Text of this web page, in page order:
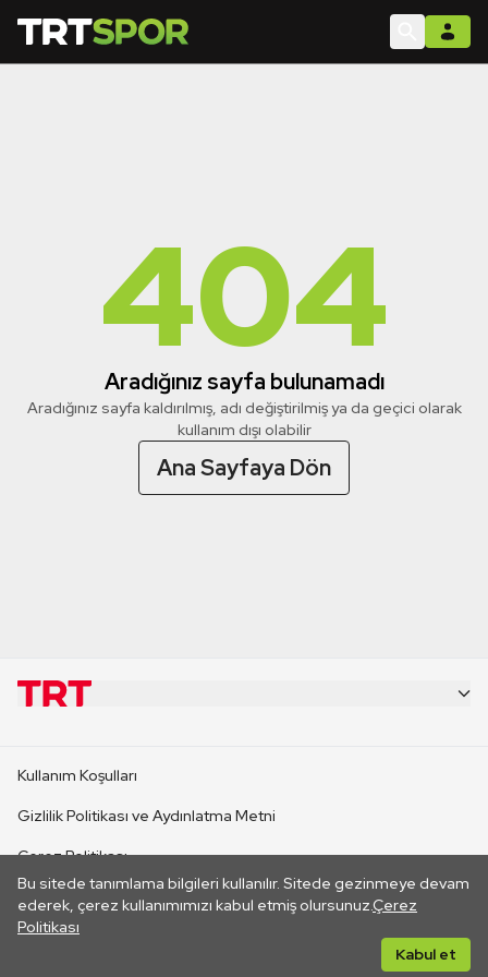
404
Aradığınız sayfa bulunamadı
Aradığınız sayfa kaldırılmış, adı değiştirilmiş ya da geçici olarak
kullanım dışı olabilir
Ana Sayfaya Dön
Bu sitede tanımlama bilgileri kullanılır. Sitede gezinmeye devam
ederek, çerez kullanımımızı kabul etmiş olursunuz.Çerez
Politikası
Kabul et
CANLI YAYINLAR
Kullanım Koşulları
Gizlilik Politikası ve Aydınlatma Metni
Çerez Politikası
İletişim
Her hakkı saklıdır. ©2026 TRT. Bağlantı yoluyla gidilen dış